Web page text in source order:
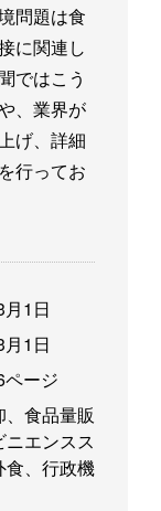
問題は食
に関連し
ではこう
、業界が
げ、詳細
行ってお
1日
1日
ージ
食品量販
エンスス
食、行政機